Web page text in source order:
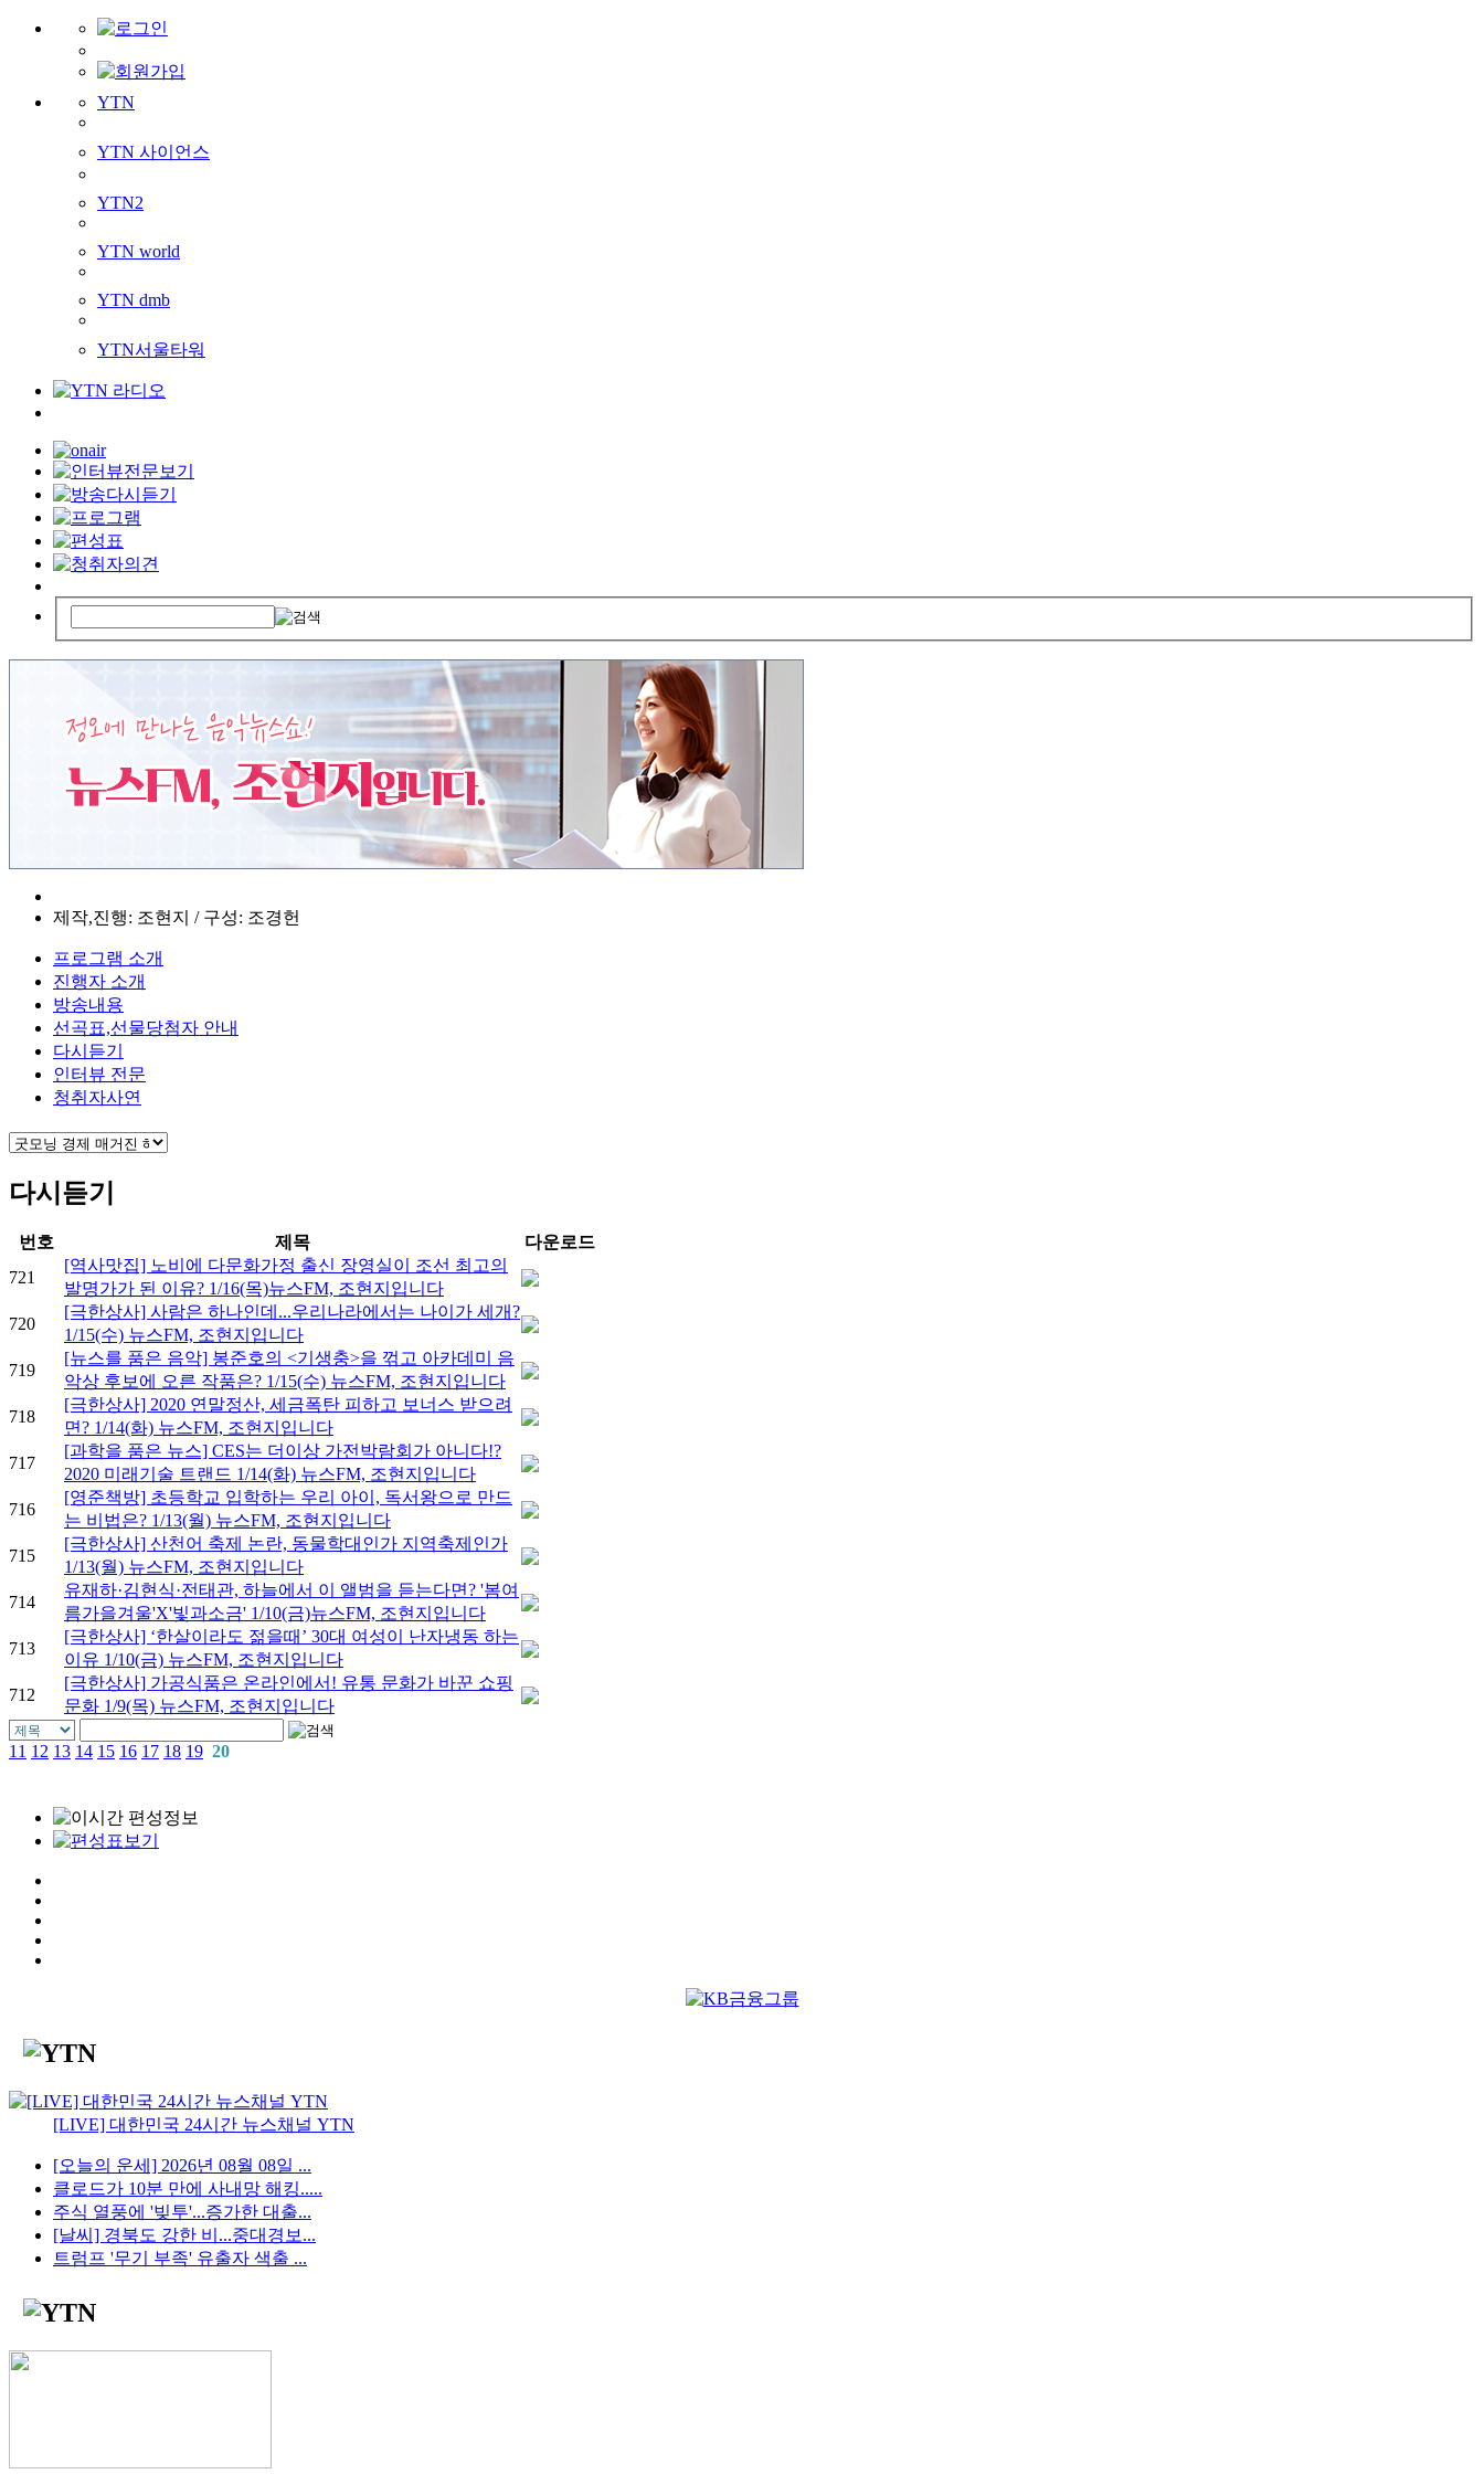
YTN
YTN 사이언스
YTN2
YTN world
YTN dmb
YTN서울타워
제작,진행: 조현지 / 구성: 조경헌
프로그램 소개
진행자 소개
방송내용
선곡표,선물당첨자 안내
다시듣기
인터뷰 전문
청취자사연
다시듣기
번호 제목
다운로드
721
[역사맛집] 노비에 다문화가정 출신 장영실이 조선 최고의
발명가가 된 이유? 1/16(목)뉴스FM, 조현지입니다
720
[극한상사] 사람은 하나인데...우리나라에서는 나이가 세개?
1/15(수) 뉴스FM, 조현지입니다
719
[뉴스를 품은 음악] 봉준호의 <기생충>을 꺾고 아카데미 음
악상 후보에 오른 작품은? 1/15(수) 뉴스FM, 조현지입니다
718
[극한상사] 2020 연말정산, 세금폭탄 피하고 보너스 받으려
면? 1/14(화) 뉴스FM, 조현지입니다
717
[과학을 품은 뉴스] CES는 더이상 가전박람회가 아니다!?
2020 미래기술 트랜드 1/14(화) 뉴스FM, 조현지입니다
716
[영준책방] 초등학교 입학하는 우리 아이, 독서왕으로 만드
는 비법은? 1/13(월) 뉴스FM, 조현지입니다
715
[극한상사] 산천어 축제 논란, 동물학대인가 지역축제인가
1/13(월) 뉴스FM, 조현지입니다
714
유재하·김현식·전태관, 하늘에서 이 앨범을 듣는다면? '봄여
름가을겨울'X'빛과소금' 1/10(금)뉴스FM, 조현지입니다
713
[극한상사] ‘한살이라도 젊을때’ 30대 여성이 난자냉동 하는
이유 1/10(금) 뉴스FM, 조현지입니다
712
[극한상사] 가공식품은 온라인에서! 유통 문화가 바꾼 쇼핑
문화 1/9(목) 뉴스FM, 조현지입니다
11 12 13 14 15 16 17 18 19 20
[LIVE] 대한민국 24시간 뉴스채널 YTN
[오늘의 운세] 2026년 08월 08일 ...
클로드가 10분 만에 사내망 해킹.....
주식 열풍에 '빚투'...증가한 대출...
[날씨] 경북도 강한 비...중대경보...
트럼프 '무기 부족' 유출자 색출 ...